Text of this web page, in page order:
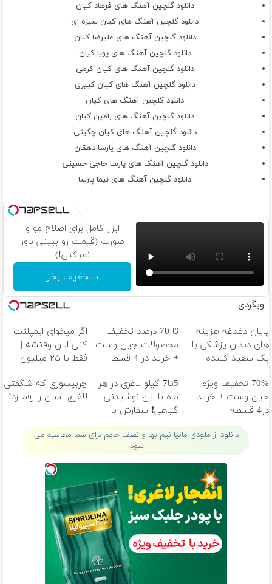
دانلود گلچین آهنگ های فرهاد کیان
دانلود گلچین آهنگ های کیان سبزه ای
دانلود گلچین آهنگ های علیرضا کیان
دانلود گلچین آهنگ های پویا کیان
دانلود گلچین آهنگ های کیان کرمی
دانلود گلچین آهنگ های کیان کبیری
دانلود گلچین آهنگ های کیان
دانلود گلچین آهنگ های رامین کیان
دانلود گلچین آهنگ های کیان چگینی
دانلود گلچین آهنگ های پارسا دهقان
دانلود گلچین آهنگ های پارسا حاجی حسینی
دانلود گلچین آهنگ های نیما پارسا
ابزار کامل برای اصلاح مو و
صورت (قیمت رو ببینی باور
نمیکنی!)
باتخفیف بخر
وبگردی
پایان دغدغه هزینه
های دندان پزشکی با
پک سفید کننده
تا 70 درصد تخفیف
محصولات جین وست
+ خرید در 4 قسط
اگر میخوای ایمپلنت
کنی الان وقتشه |
فقط با ۲۵ میلیون
70% تخفیف ویژه
جین وست + خرید
در4 قسطه
5تا7 کیلو لاغری در هر
ماه با این نوشیدنی
گیاهی❗ سفارش با
نصف قیمت🔥
چربیسوزی که شگفتی
لاغری آسان را رقم زد!
دانلود از ملودی مانیا نیم بها و نصف حجم برای شما محاسبه می
شود.